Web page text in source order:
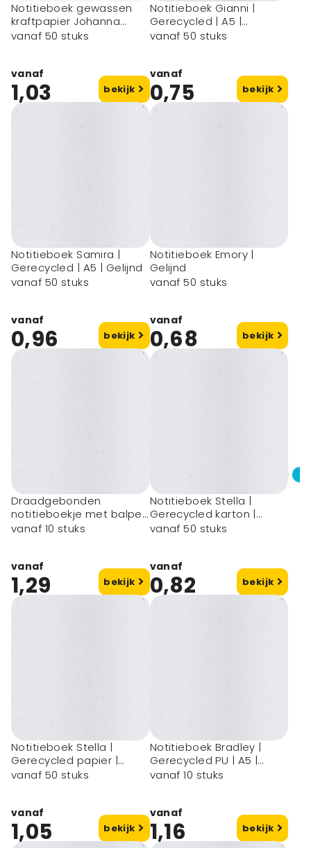
Notitieboek gewassen
kraftpapier Johanna
Original
vanaf 50 stuks
vanaf
1,03 bekijk
Notitieboek Gianni |
Gerecycled | A5 |
Gelinieerd
vanaf 50 stuks
vanaf
0,75 bekijk
Notitieboek Samira |
Gerecycled | A5 | Gelijnd
vanaf 50 stuks
vanaf
0,96 bekijk
Notitieboek Emory |
Gelijnd
vanaf 50 stuks
vanaf
0,68 bekijk
Draadgebonden
notitieboekje met balpen
Niall
vanaf 10 stuks
vanaf
1,29 bekijk
Notitieboek Stella |
Gerecycled karton |
Gelinieerd | Balpen
vanaf 50 stuks
vanaf
0,82 bekijk
Notitieboek Stella |
Gerecycled papier |
Gelinieerd
vanaf 50 stuks
vanaf
1,05 bekijk
Notitieboek Bradley |
Gerecycled PU | A5 |
Geruit
vanaf 10 stuks
vanaf
1,16 bekijk